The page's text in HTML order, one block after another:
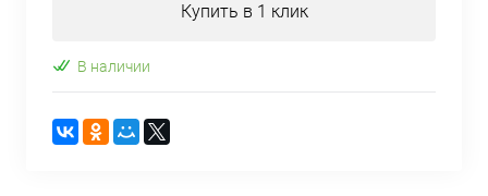
Купить в 1 клик
В наличии